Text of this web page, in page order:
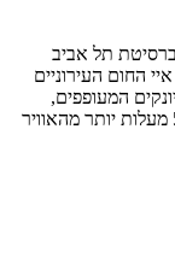
תל אביב
החום העירוניים
המעופפים,
מסתבר שבחודשי החורף האוויר באיילון חם בעד 5 מעלות יותר מהאוויר